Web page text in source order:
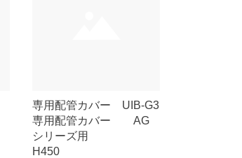
専用配管カバー UIB-G3
専用配管カバー AG
シリーズ用
H450